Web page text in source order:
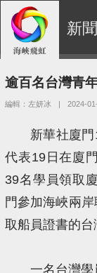
新聞
逾百名台灣青
編輯：左妍冰 | 2024-
新華社廈
代表19日在廈
39名學員領取
門參加海峽兩
取船員證書的台
一名台灣學